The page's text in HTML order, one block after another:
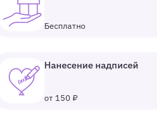
Бесплатно
Нанесение надписей
от 150 ₽